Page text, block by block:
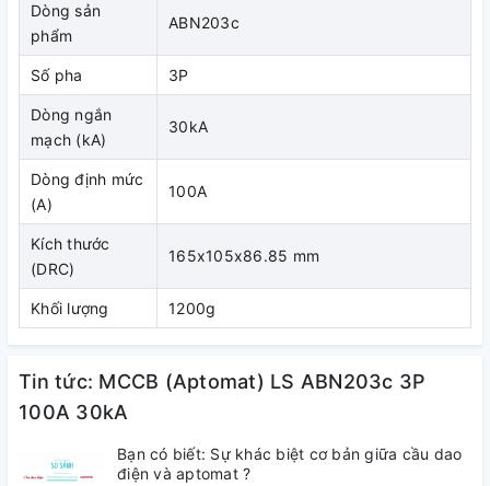
Dòng sản
phẩm
ABN203c
Số pha 3P
Dòng ngắn
mạch (kA)
30kA
Dòng định mức
(A)
100A
Kích thước
(DRC)
165x105x86.85 mm
Khối lượng 1200g
Tin tức: MCCB (Aptomat) LS ABN203c 3P
100A 30kA
Bạn có biết: Sự khác biệt cơ bản giữa cầu dao
điện và aptomat ?